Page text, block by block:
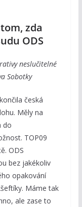
zda
ODS
neslučitelné
Sobotky
česká
Měly na
do
TOP09
ODS
bez jakékoliv
opakování
Máme tak
ale zase to